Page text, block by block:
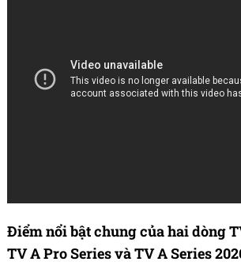
Điểm nổi bật chung của hai dòng
TV A Pro Series và TV A Series